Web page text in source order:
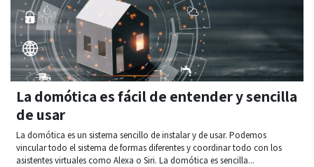
La domótica es fácil de entender y sencilla
de usar
La domótica es un sistema sencillo de instalar y de usar. Podemos
vincular todo el sistema de formas diferentes y coordinar todo con los
asistentes virtuales como Alexa o Siri. La domótica es sencilla...